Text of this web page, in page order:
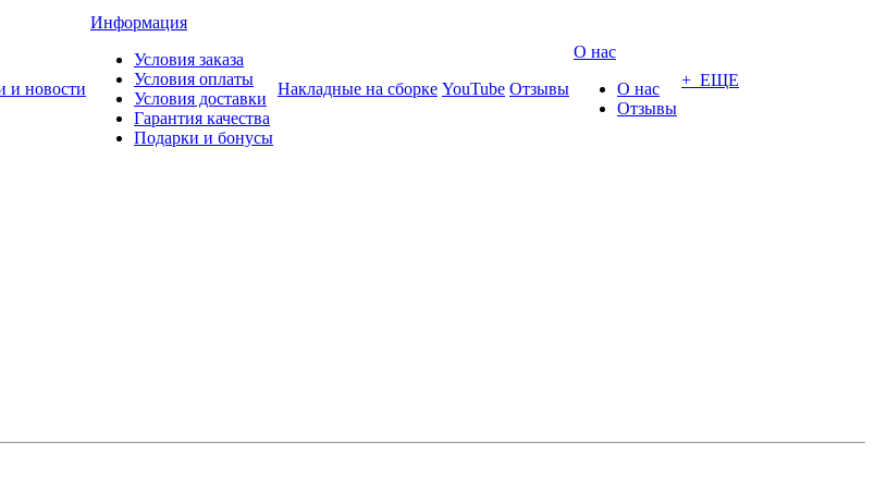
и новости
Информация
Условия заказа
Условия оплаты
Условия доставки
Гарантия качества
Подарки и бонусы
Накладные на сборке YouTube Отзывы
О нас
О нас
Отзывы
+ ЕЩЕ